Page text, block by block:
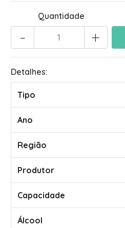
Quantidade
+
-
Detalhes:
Tipo
Ano
Região
Produtor
Capacidade
Álcool